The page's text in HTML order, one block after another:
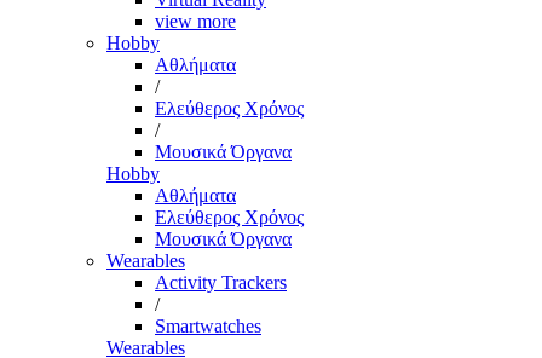
view more
Hobby
Αθλήματα
/
Ελεύθερος Χρόνος
/
Μουσικά Όργανα
Hobby
Αθλήματα
Ελεύθερος Χρόνος
Μουσικά Όργανα
Wearables
Activity Trackers
/
Smartwatches
Wearables